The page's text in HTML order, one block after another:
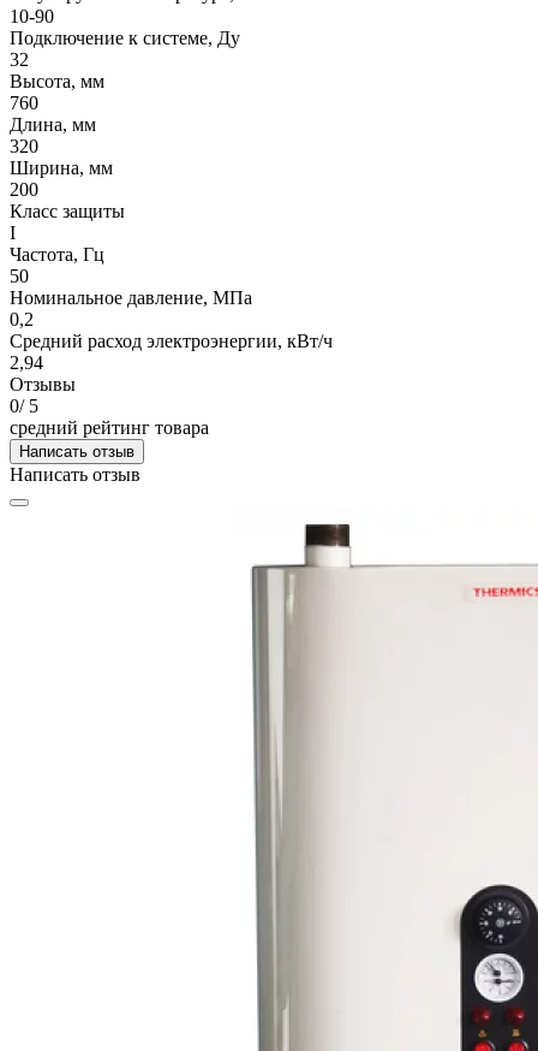
10-90
Подключение к системе, Ду
32
Высота, мм
760
Длина, мм
320
Ширина, мм
200
Класс защиты
I
Частота, Гц
50
Номинальное давление, МПа
0,2
Средний расход электроэнергии, кВт/ч
2,94
Отзывы
0/ 5
средний рейтинг товара
Написать отзыв
Написать отзыв